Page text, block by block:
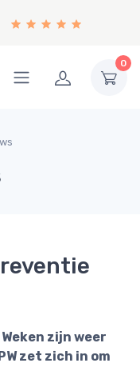
0
zijn weer
zet zich in om